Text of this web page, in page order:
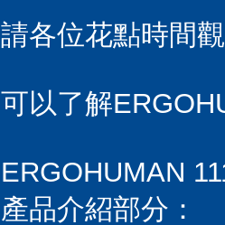
請各位花點時間
可以了解
ERGOHUMAN
產品介紹部分：